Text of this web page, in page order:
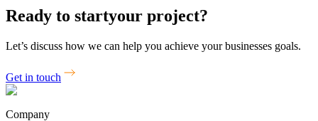
Ready to startyour project?
Let’s discuss how we can help you achieve your businesses goals.
Get in touch
Company